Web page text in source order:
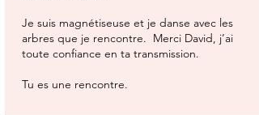
Je suis magnétiseuse et je danse avec les
arbres que je rencontre. Merci David, j’ai
toute confiance en ta transmission.
Tu es une rencontre.